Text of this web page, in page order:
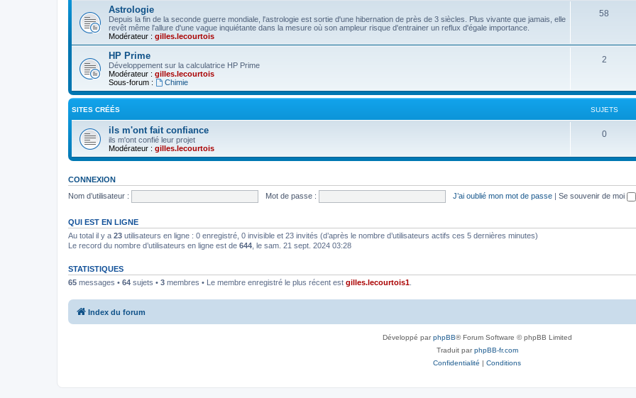
Astrologie
Depuis la fin de la seconde guerre mondiale, l'astrologie est sortie d'une hibernation de près de 3 siècles. Plus vivante que jamais, elle
revêt même l'allure d'une vague inquiétante dans la mesure où son ampleur risque d'entrainer un reflux d'égale importance.
Modérateur : gilles.lecourtois
58
HP Prime
Développement sur la calculatrice HP Prime
Modérateur : gilles.lecourtois
Sous-forum :
Chimie
2
SITES CRÉÉS SUJETS
ils m'ont fait confiance
ils m'ont confié leur projet
Modérateur : gilles.lecourtois
0
CONNEXION
Nom d’utilisateur :
Mot de passe : J’ai oublié mon mot de passe | Se souvenir de moi
QUI EST EN LIGNE
Au total il y a 23 utilisateurs en ligne : 0 enregistré, 0 invisible et 23 invités (d’après le nombre d’utilisateurs actifs ces 5 dernières minutes)
Le record du nombre d’utilisateurs en ligne est de 644 , le sam. 21 sept. 2024 03:28
STATISTIQUES
65 messages • 64 sujets • 3 membres • Le membre enregistré le plus récent est gilles.lecourtois1
Index du forum
Développé parphpBB® Forum Software © phpBB Limited
Traduit parphpBB-fr.com
Confidentialité | Conditions